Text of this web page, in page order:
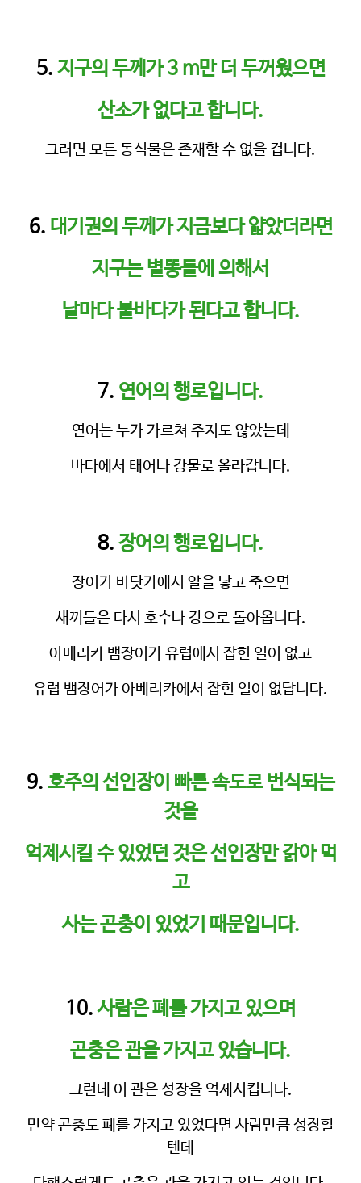
5. 지구의 두께가 3 m만더 두꺼웠으면
산소가 없다고 합니다.
그러면 모든 동식물은 존재할 수 없을 겁니다.
6. 대기권의 두께가 지금보다 얇았더라면
지구는 별똥들에 의해서
날마다 불바다가 된다고 합니다.
7. 연어의 행로입니다.
연어는 누가 가르쳐 주지도 않았는데
바다에서 태어나 강물로 올라갑니다.
8. 장어의 행로입니다.
장어가 바닷가에서 알을 낳고 죽으면
새끼들은 다시 호수나 강으로 돌아옵니다.
아메리카 뱀장어가 유럽에서 잡힌 일이 없고
유럽 뱀장어가 아베리카에서 잡힌 일이 없답니다.
9. 호주의 선인장이 빠른 속도로 번식되는
것을
억제시킬 수 있었던 것은 선인장만 갉아 먹
고
사는 곤충이 있었기 때문입니다.
10.사람은 폐를 가지고 있으며
곤충은 관을 가지고 있습니다.
그런데 이 관은 성장을 억제시킵니다.
만약 곤충도 폐를 가지고 있었다면 사람만큼 성장할
텐데